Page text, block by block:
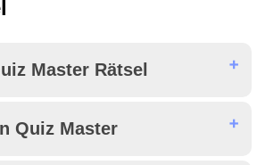
Master Rätsel
Quiz Master